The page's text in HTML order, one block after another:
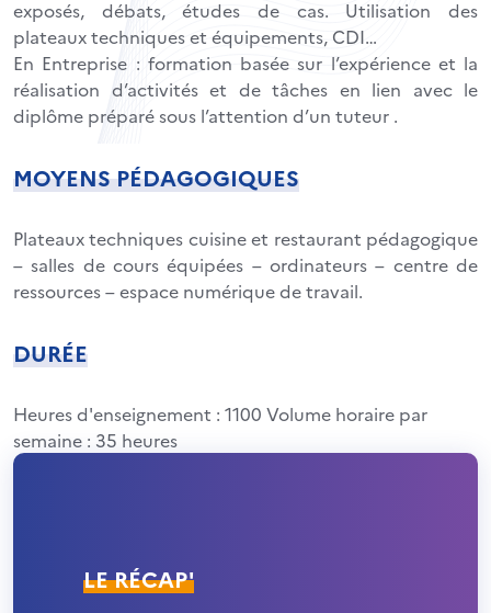
exposés, débats, études de cas. Utilisation des
plateaux techniques et équipements, CDI…
En Entreprise : formation basée sur l’expérience et la
réalisation d’activités et de tâches en lien avec le
diplôme préparé sous l’attention d’un tuteur .
MOYENS PÉDAGOGIQUES
Plateaux techniques cuisine et restaurant pédagogique
– salles de cours équipées – ordinateurs – centre de
ressources – espace numérique de travail.
DURÉE
Heures d'enseignement : 1100 Volume horaire par
semaine : 35 heures
LE RÉCAP'